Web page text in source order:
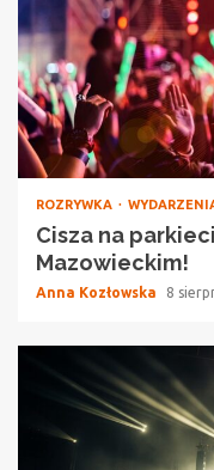
ROZRYWKA
Cisza na
Mazowieckim!
Anna Kozłowska 8